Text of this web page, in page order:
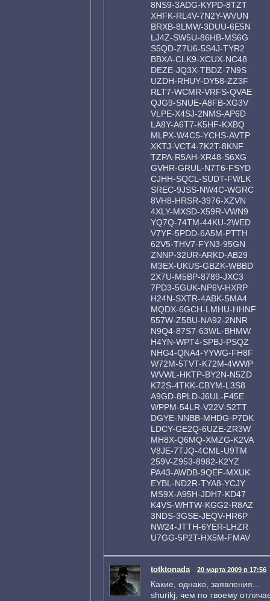
8NS9-3ADG-KYPD-8TZT
XHFK-RL4V-7N2Y-WVUN
BRXB-8LMW-3DUU-6E5N
LJ4Z-SW5U-86HB-MS6G
S5QD-Z7U6-5S4J-TYR2
BBXA-CLK9-XCUX-NC48
DEZE-JQ3X-TBDZ-7N9S
UZDH-RHUY-DY58-ZZ3F
RLT7-WCMR-VRFS-QVAE
QJG9-SNUE-A8FB-XG3V
VLPE-X4SJ-2NMS-AP6D
LA8Y-A6T7-K5HF-KXBQ
MLPX-W4C5-YCHS-AVTP
XKTJ-VCT4-7K2T-8KNF
TZPA-R5AH-XR48-S6XG
GVHR-GRUL-N7T6-FSYD
CJHH-SQCL-SUDT-FWLK
SREC-9JSS-NW4C-WGRC
8VH8-HRSR-3976-XZVN
4XLY-MXSD-X59R-VWN9
YQ7Q-74TM-44KU-2WED
V7YF-5PDD-6A5M-PTTH
62V5-THV7-FYN3-95GN
ZNNP-32UR-ARKD-AB29
M3EX-UKUS-GBZK-WBBD
2X7U-M5BP-8789-JXC3
7PD3-5GUK-NP6V-HXRP
H24N-SXTR-4ABK-5MA4
MQDX-6GCH-LMHU-HHNF
557W-Z5BU-NA92-2NNR
N9Q4-87S7-63WL-BHMW
H4YN-WPT4-SPBJ-PSQZ
NHG4-QNA4-YYWG-FH8F
W72M-5TVT-K72M-4WWP
WVWL-HKTP-BY2N-N5ZD
K72S-4TKK-CBYM-L3S8
A9GD-8PLD-J6UL-F45E
WPPM-54LR-V22V-S2TT
DGYE-NNBB-MHDG-P7DK
LDCY-GE2Q-6UZE-ZR3W
MH8X-Q6MQ-XMZG-K2VA
V8JE-7TJQ-4CML-U9TM
259V-Z953-8982-K2YZ
PA43-AWDB-9QEF-MXUK
EYBL-ND2R-TYA8-YCJY
MS9X-A95H-JDH7-KD47
K4VS-WHTW-KGG2-R8AZ
3NDS-3GSE-JEQV-HR6P
NW24-JTTH-6YER-LHZR
U7GG-5P2T-HX5M-FMAV
totktonada 20 марта 2009 в 17:56
Какие, однако, заявления...
shurikj, чем по твоему